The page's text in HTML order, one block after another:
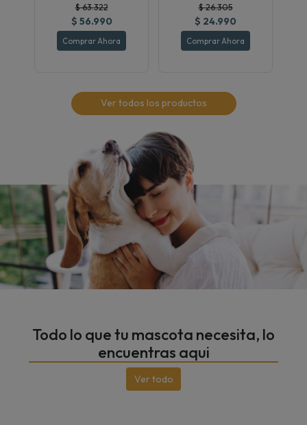
$ 63.322
$ 56.990
Comprar Ahora
$ 26.305
$ 24.990
Comprar Ahora
Ver todos los productos
Todo lo que tu mascota necesita, lo
encuentras aqui
Ver todo